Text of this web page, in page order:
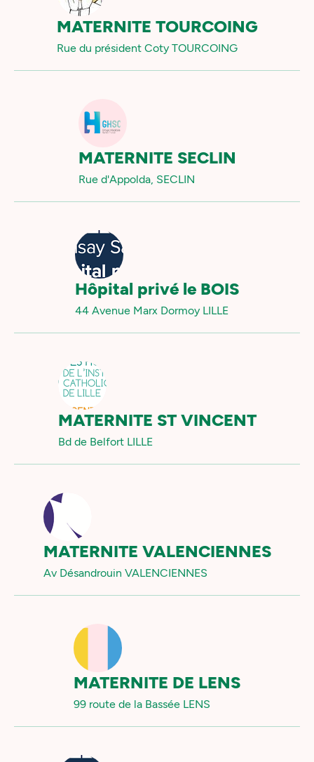
MATERNITE TOURCOING
Rue du président Coty TOURCOING
MATERNITE SECLIN
Rue d'Appolda, SECLIN
Hôpital privé le BOIS
44 Avenue Marx Dormoy LILLE
MATERNITE ST VINCENT
Bd de Belfort LILLE
MATERNITE VALENCIENNES
Av Désandrouin VALENCIENNES
MATERNITE DE LENS
99 route de la Bassée LENS